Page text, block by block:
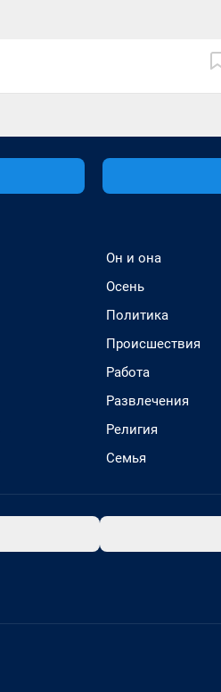
Он и она
Осень
Политика
Происшествия
Работа
Развлечения
Религия
Семья